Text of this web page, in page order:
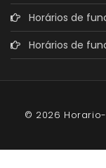
Horários de
Horários de
© 2026